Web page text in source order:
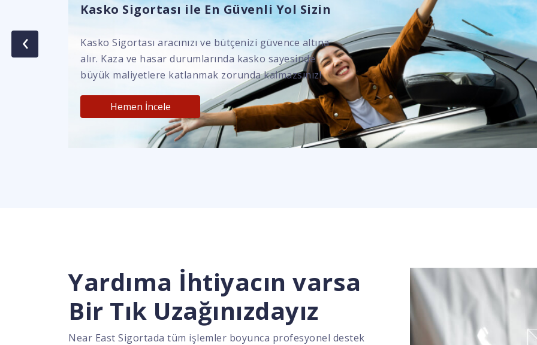
Kasko Sigortası ile En Güvenli Yol Sizin
Kasko Sigortası aracınızı ve bütçenizi güvence altına
alır. Kaza ve hasar durumlarında kasko sayesinde
büyük maliyetlere katlanmak zorunda kalmazsınız!
Hemen İncele
‹
Yardıma İhtiyacın varsa
Bir Tık Uzağınızdayız
Near East Sigortada tüm işlemler boyunca profesyonel destek